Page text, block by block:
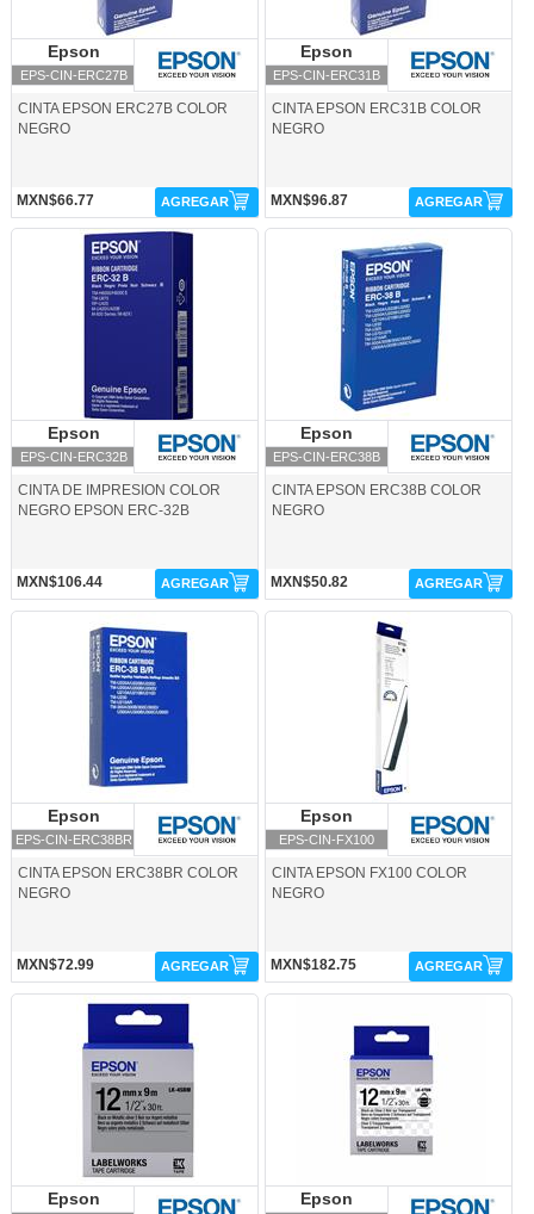
Epson
EPS-CIN-ERC27B
Epson
CINTA EPSON ERC27B COLOR
NEGRO
MXN$66.77 AGREGAR
Epson
EPS-CIN-ERC31B
Epson
CINTA EPSON ERC31B COLOR
NEGRO
MXN$96.87 AGREGAR
EPS-CIN-ERC32B-Epson
Epson
EPS-CIN-ERC32B
Epson
CINTA DE IMPRESION COLOR
NEGRO EPSON ERC-32B
MXN$106.44 AGREGAR
Epson
EPS-CIN-ERC38B
Epson
CINTA EPSON ERC38B COLOR
NEGRO
MXN$50.82 AGREGAR
EPS-CIN-ERC38BR-Epson
Epson
EPS-CIN-ERC38BR
Epson
CINTA EPSON ERC38BR COLOR
NEGRO
MXN$72.99 AGREGAR
EPS-CIN-FX100-Epson
Epson
EPS-CIN-FX100
Epson
CINTA EPSON FX100 COLOR
NEGRO
MXN$182.75 AGREGAR
EPS-CIN-LK4SBM-Epson
Epson Epson Epson Epson